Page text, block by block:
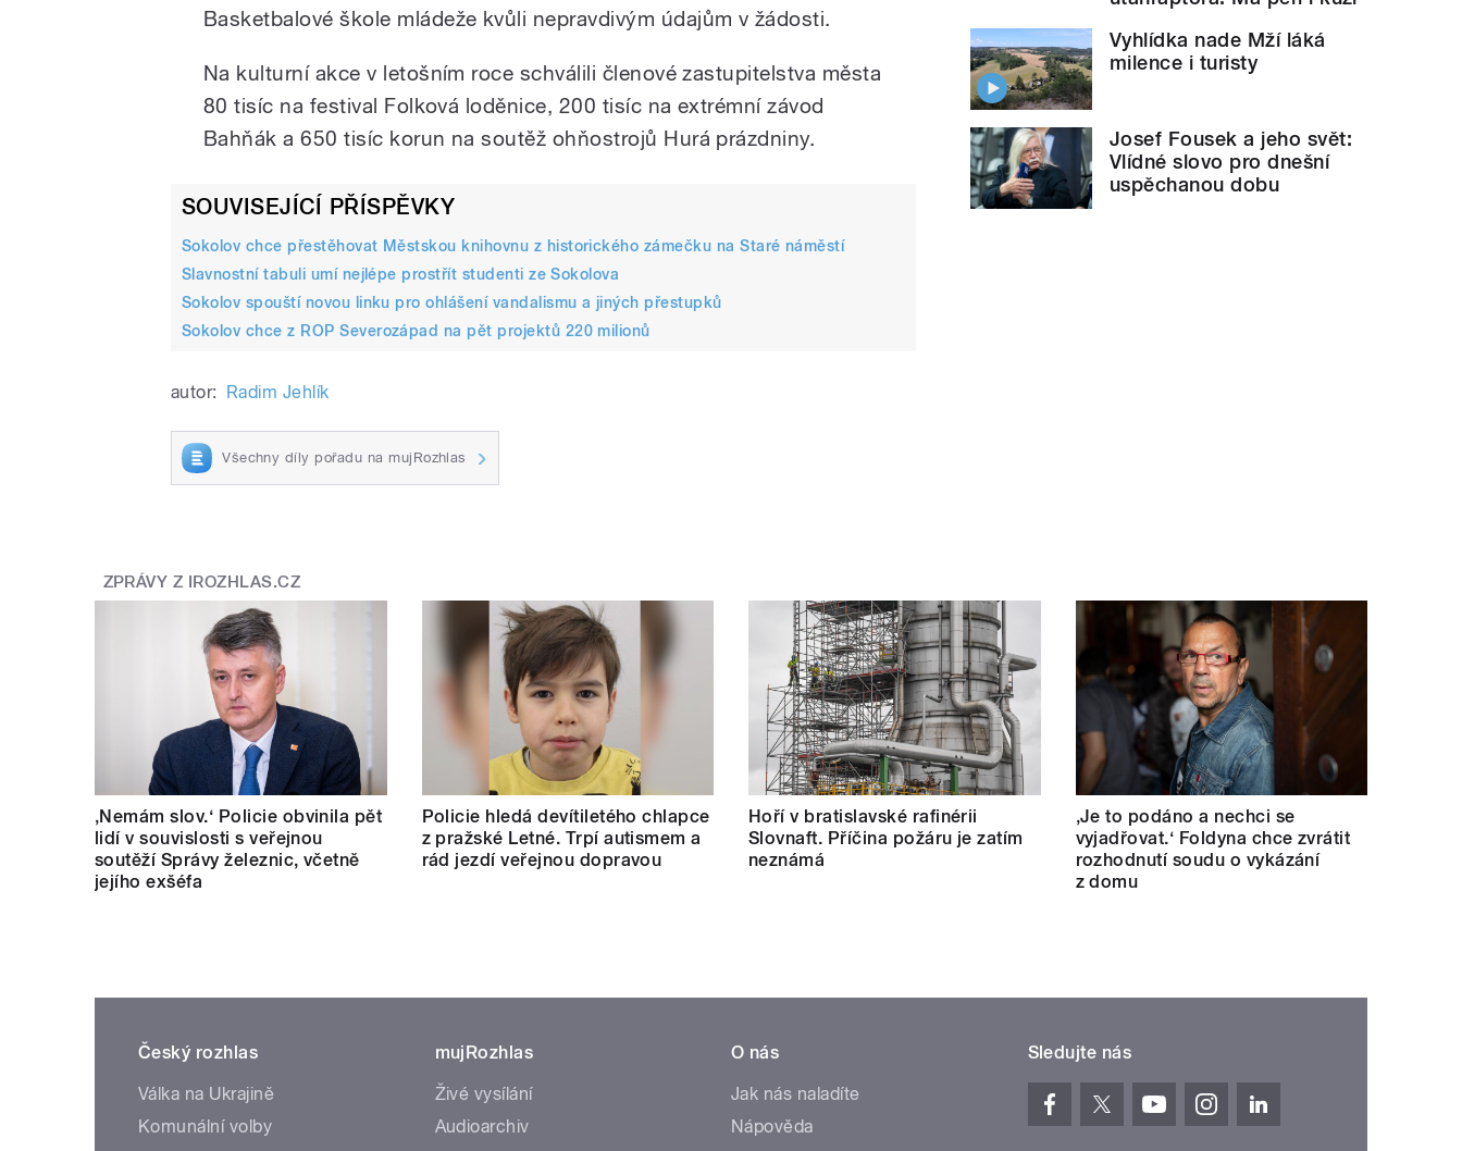
Basketbalové škole mládeže kvůli nepravdivým údajům v žádosti.
Na kulturní akce v letošním roce schválili členové zastupitelstva města
80 tisíc na festival Folková loděnice, 200 tisíc na extrémní závod
Bahňák a 650 tisíc korun na soutěž ohňostrojů Hurá prázdniny.
SOUVISEJÍCÍ PŘÍSPĚVKY
Sokolov chce přestěhovat Městskou knihovnu z historického zámečku na Staré náměstí
Slavnostní tabuli umí nejlépe prostřít studenti ze Sokolova
Sokolov spouští novou linku pro ohlášení vandalismu a jiných přestupků
Sokolov chce z ROP Severozápad na pět projektů 220 milionů
autor: Radim Jehlík
Všechny díly pořadu na mujRozhlas
Vyhlídka nade Mží láká
milence i turisty
Josef Fousek a jeho svět:
Vlídné slovo pro dnešní
uspěchanou dobu
ZPRÁVY Z IROZHLAS.CZ
‚Nemám slov.‘ Policie obvinila pět
lidí v souvislosti s veřejnou
soutěží Správy železnic, včetně
jejího exšéfa
Policie hledá devítiletého chlapce
z pražské Letné. Trpí autismem a
rád jezdí veřejnou dopravou
Hoří v bratislavské rafinérii
Slovnaft. Příčina požáru je zatím
neznámá
‚Je to podáno a nechci se
vyjadřovat.‘ Foldyna chce zvrátit
rozhodnutí soudu o vykázání
z domu
Český rozhlas
Válka na Ukrajině
Komunální volby
mujRozhlas
Živé vysílání
Audioarchiv
O nás
Jak nás naladíte
Nápověda
Sledujte nás